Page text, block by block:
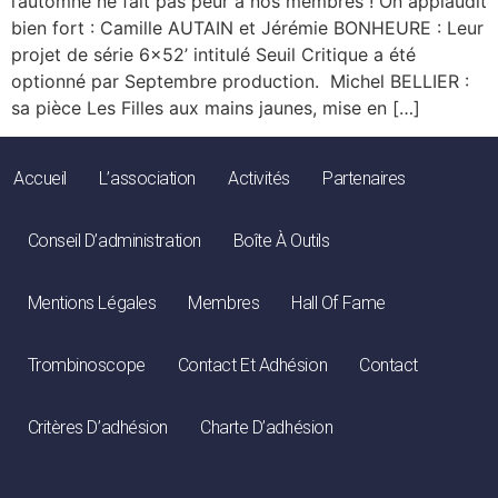
bien fort : Camille AUTAIN et Jérémie BONHEURE : Leur
projet de série 6×52’ intitulé Seuil Critique a été
optionné par Septembre production. Michel BELLIER :
sa pièce Les Filles aux mains jaunes, mise en […]
Accueil L’association Activités Partenaires
Conseil D’administration Boîte À Outils
Mentions Légales Membres Hall Of Fame
Trombinoscope Contact Et Adhésion Contact
Critères D’adhésion Charte D’adhésion